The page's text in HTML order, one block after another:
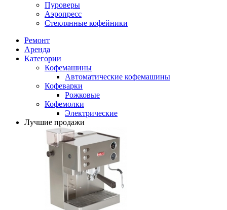
Пуроверы
Аэропресс
Стеклянные кофейники
Ремонт
Аренда
Категории
Кофемашины
Автоматические кофемашины
Кофеварки
Рожковые
Кофемолки
Электрические
Лучшие продажи